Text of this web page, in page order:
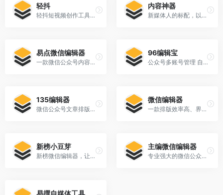
轻抖
轻抖短视频创作工具、百万达人在用的短视频工具
内容神器
新媒体人的标配，以大数据支持内容工作
易点微信编辑器
一款微信公众号内容排版编辑工具
96编辑宝
公众号多账号管理 自媒体多平台内容分发
135编辑器
微信公众号文章排版和内容编辑的在线工具
微信编辑器
一款排版效率高、界面简洁、样式原创设计的微信排版工具，
新榜小豆芽
新榜微信编辑器，让你的图文编辑生动有趣
主编微信编辑器
专业强大的微信公众平台在线编辑排版工具
易撰自媒体工具